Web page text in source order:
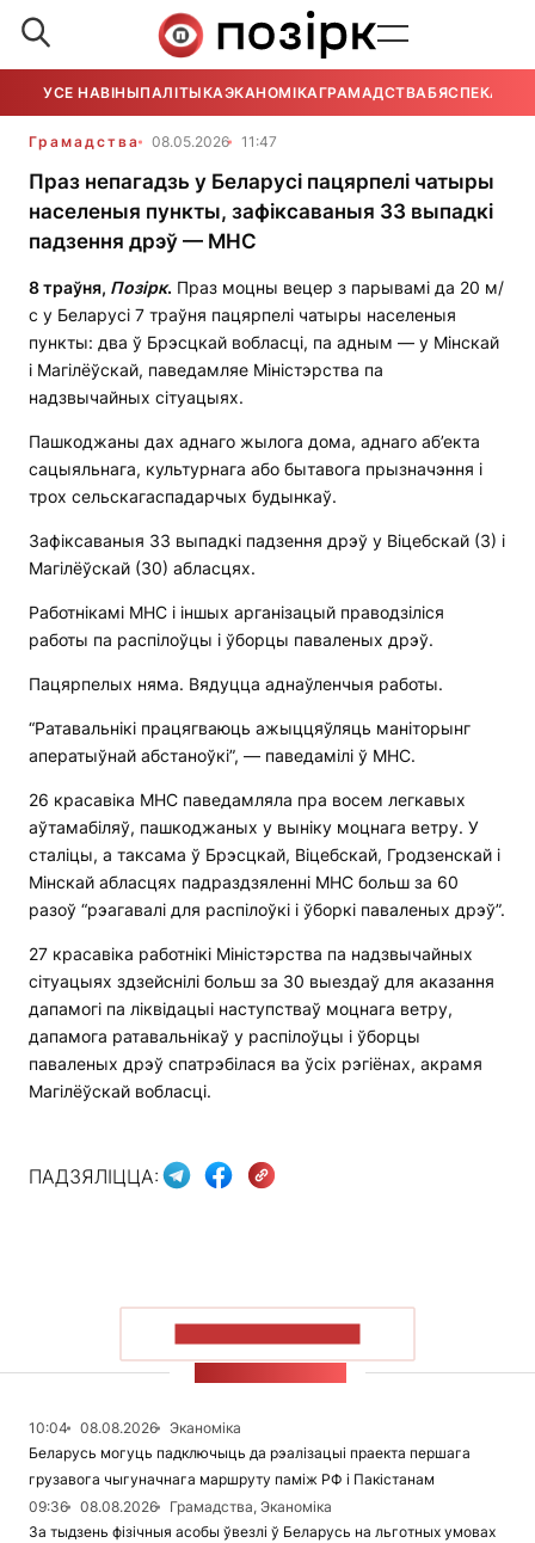
УСЕ НАВІНЫПАЛІТЫКАЭКАНОМІКАГРАМАДСТВАБЯСПЕКА
Грамадства 08.05.2026 11:47
Праз непагадзь у Беларусі пацярпелі чатыры
населеныя пункты, зафіксаваныя 33 выпадкі
падзення дрэў — МНС
8 траўня, Позірк. Праз моцны вецер з парывамі да 20 м/
с у Беларусі 7 траўня пацярпелі чатыры населеныя
пункты: два ў Брэсцкай вобласці, па адным — у Мінскай
і Магілёўскай, паведамляе Міністэрства па
надзвычайных сітуацыях.
Пашкоджаны дах аднаго жылога дома, аднаго аб’екта
сацыяльнага, культурнага або бытавога прызначэння і
трох сельскагаспадарчых будынкаў.
Зафіксаваныя 33 выпадкі падзення дрэў у Віцебскай (3) і
Магілёўскай (30) абласцях.
Работнікамі МНС і іншых арганізацый праводзіліся
работы па распілоўцы і ўборцы паваленых дрэў.
Пацярпелых няма. Вядуцца аднаўленчыя работы.
“Ратавальнікі працягваюць ажыццяўляць маніторынг
аператыўнай абстаноўкі”, — паведамілі ў МНС.
26 красавіка МНС паведамляла пра восем легкавых
аўтамабіляў, пашкоджаных у выніку моцнага ветру. У
сталіцы, а таксама ў Брэсцкай, Віцебскай, Гродзенскай і
Мінскай абласцях падраздзяленні МНС больш за 60
разоў “рэагавалі для распілоўкі і ўборкі паваленых дрэў”.
27 красавіка работнікі Міністэрства па надзвычайных
сітуацыях здзейснілі больш за 30 выездаў для аказання
дапамогі па ліквідацыі наступстваў моцнага ветру,
дапамога ратавальнікаў у распілоўцы і ўборцы
паваленых дрэў спатрэбілася ва ўсіх рэгіёнах, акрамя
Магілёўскай вобласці.
ПАДЗЯЛІЦЦА:
10:04 08.08.2026
Эканоміка
Беларусь могуць падключыць да рэалізацыі праекта першага
грузавога чыгуначнага маршруту паміж РФ і Пакістанам
09:36
08.08.2026
Грамадства, Эканоміка
За тыдзень фізічныя асобы ўвезлі ў Беларусь на льготных умовах